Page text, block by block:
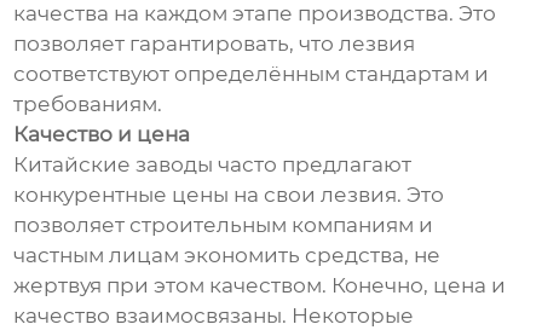
качества на каждом этапе производства. Это
позволяет гарантировать, что лезвия
соответствуют определённым стандартам и
требованиям.
Качество и цена
Китайские заводы часто предлагают
конкурентные цены на свои лезвия. Это
позволяет строительным компаниям и
частным лицам экономить средства, не
жертвуя при этом качеством. Конечно, цена и
качество взаимосвязаны. Некоторые